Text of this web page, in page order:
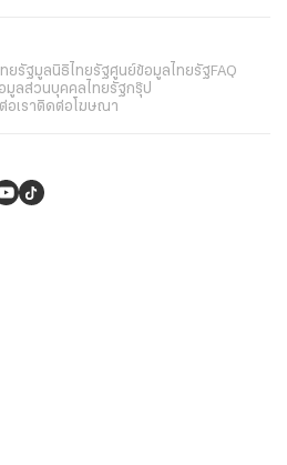
ยรัฐมูลนิธิไทยรัฐศูนย์ข้อมูลไทยรัฐFAQ
มูลส่วนบุคคลไทยรัฐกรุ๊ป
อเราติดต่อโฆษณา